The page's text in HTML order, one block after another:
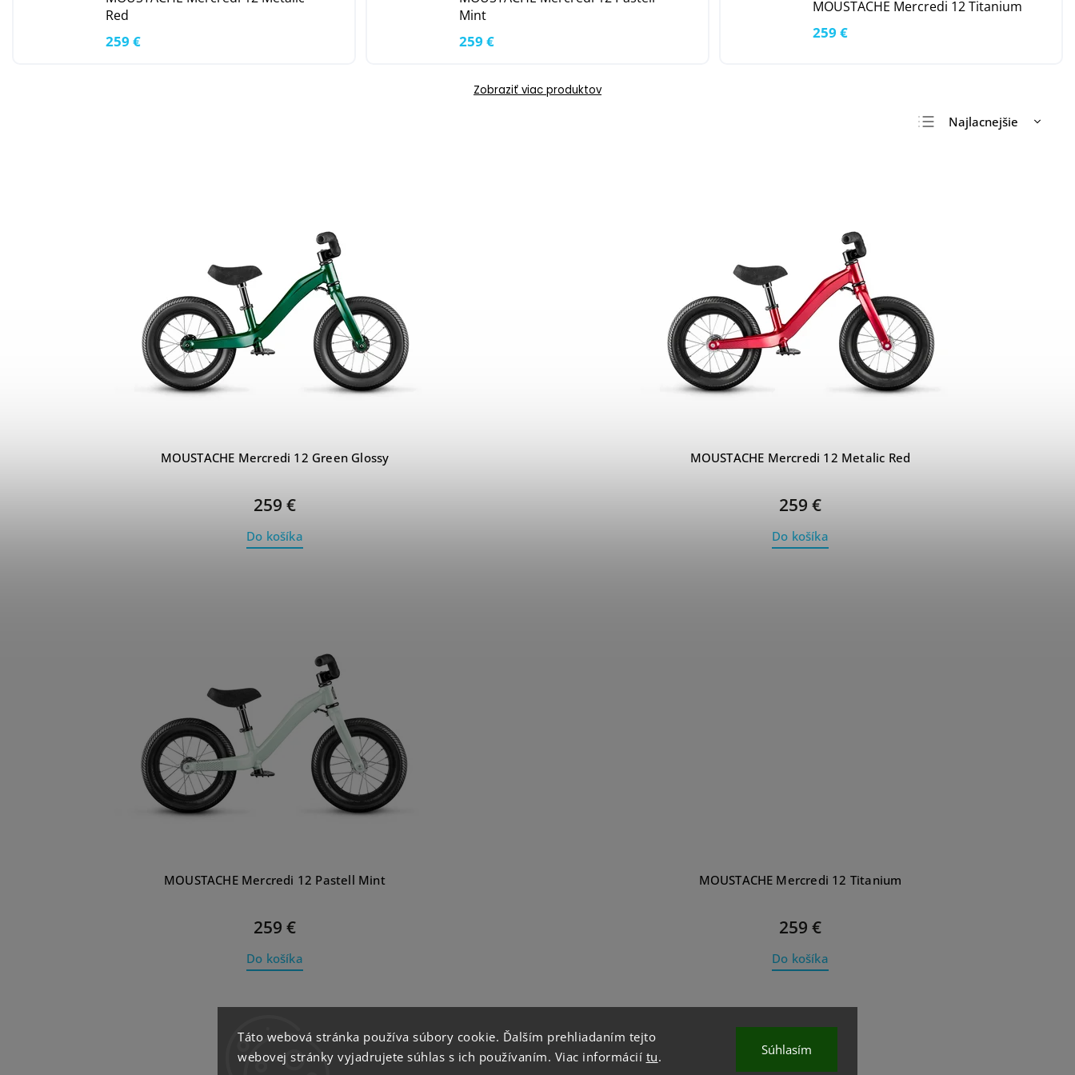
Táto webová stránka používa súbory cookie. Ďalším prehliadaním tejto
webovej stránky vyjadrujete súhlas s ich používaním. Viac informácií tu. Súhlasím
Red
259 €
Mint
259 €
MOUSTACHE Mercredi 12 Titanium
259 €
Zobraziť viac produktov
Najlacnejšie
MOUSTACHE Mercredi 12 Green Glossy
259 €
Do košíka
MOUSTACHE Mercredi 12 Metalic Red
259 €
Do košíka
MOUSTACHE Mercredi 12 Pastell Mint
259 €
Do košíka
MOUSTACHE Mercredi 12 Titanium
259 €
Do košíka